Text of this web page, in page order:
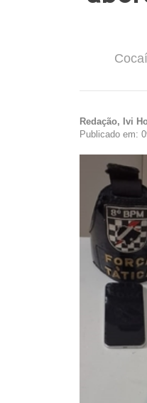
Redação, Ivi
Publicado em: